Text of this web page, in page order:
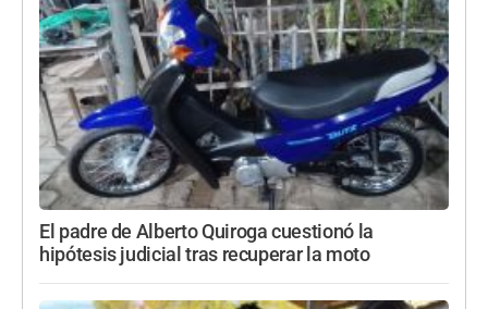
El padre de Alberto Quiroga cuestionó la
hipótesis judicial tras recuperar la moto